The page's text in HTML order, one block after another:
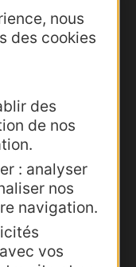
nous
des cookies
des
de nos
: analyser
nos
navigation.
vos